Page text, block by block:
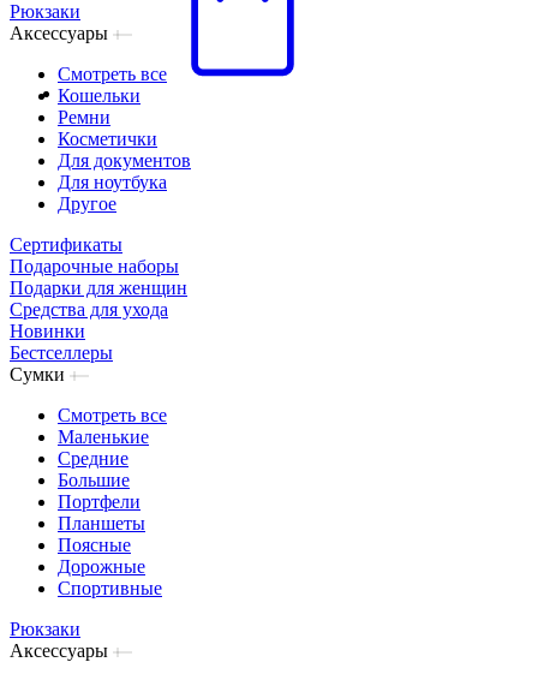
Рюкзаки
Аксессуары
Смотреть все
Кошельки
Ремни
Косметички
Для документов
Для ноутбука
Другое
Сертификаты
Подарочные наборы
Подарки для женщин
Средства для ухода
Новинки
Бестселлеры
Сумки
Смотреть все
Маленькие
Средние
Большие
Портфели
Планшеты
Поясные
Дорожные
Спортивные
Рюкзаки
Аксессуары